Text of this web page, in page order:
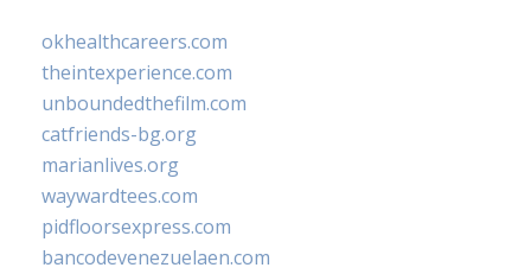
okhealthcareers.com
theintexperience.com
unboundedthefilm.com
catfriends-bg.org
marianlives.org
waywardtees.com
pidfloorsexpress.com
bancodevenezuelaen.com